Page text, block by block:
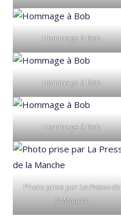
Hommage à Bob
Hommage à Bob
Hommage à Bob
Photo prise parLa Presse de
la Manche